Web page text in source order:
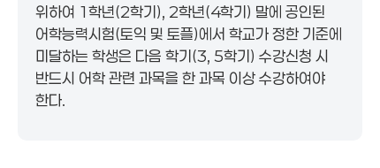
위하여 1학년(2학기), 2학년(4학기) 말에 공인된
어학능력시험(토익 및 토플)에서 학교가 정한 기준에
미달하는 학생은 다음 학기(3, 5학기) 수강신청 시
반드시 어학 관련 과목을 한 과목 이상 수강하여야
한다.